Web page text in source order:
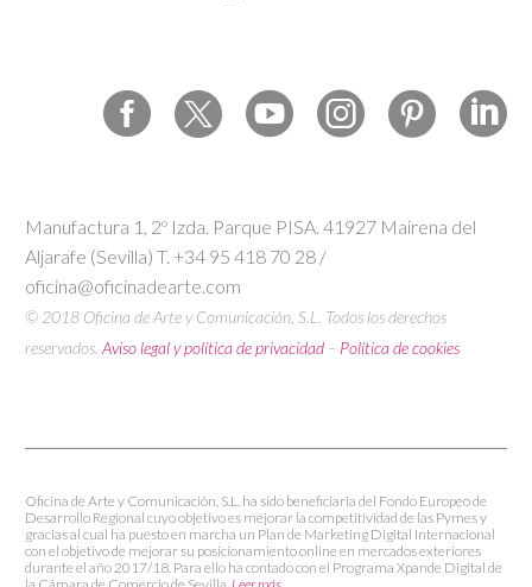
Manufactura 1, 2º Izda. Parque PISA. 41927 Mairena del
Aljarafe (Sevilla) T. +34 95 418 70 28 /
oficina@oficinadearte.com
© 2018 Oficina de Arte y Comunicación, S.L. Todos los derechos
reservados. Aviso legal y política de privacidad – Política de cookies
Oficina de Arte y Comunicación, S.L. ha sido beneficiaria del Fondo Europeo de
Desarrollo Regional cuyo objetivo es mejorar la competitividad de las Pymes y
gracias al cual ha puesto en marcha un Plan de Marketing Digital Internacional
con el objetivo de mejorar su posicionamiento online en mercados exteriores
durante el año 2017/18. Para ello ha contado con el Programa Xpande Digital de